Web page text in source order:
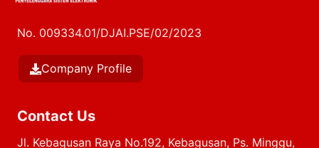
No. 009334.01/DJAI.PSE/02/2023
Company Profile
Contact Us
Jl. Kebagusan Raya No.192, Kebagusan, Ps. Minggu,